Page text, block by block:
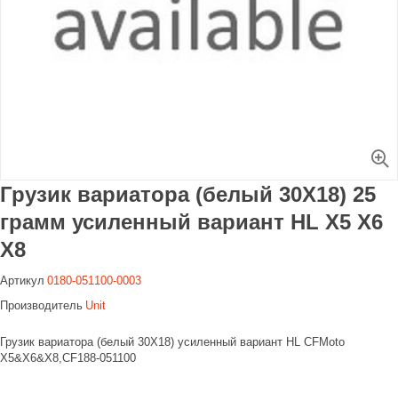
Грузик вариатора (белый 30X18) 25
грамм усиленный вариант HL X5 X6
X8
Артикул 0180-051100-0003
Производитель Unit
Грузик вариатора (белый 30X18) усиленный вариант HL CFMoto
X5&X6&X8,CF188-051100